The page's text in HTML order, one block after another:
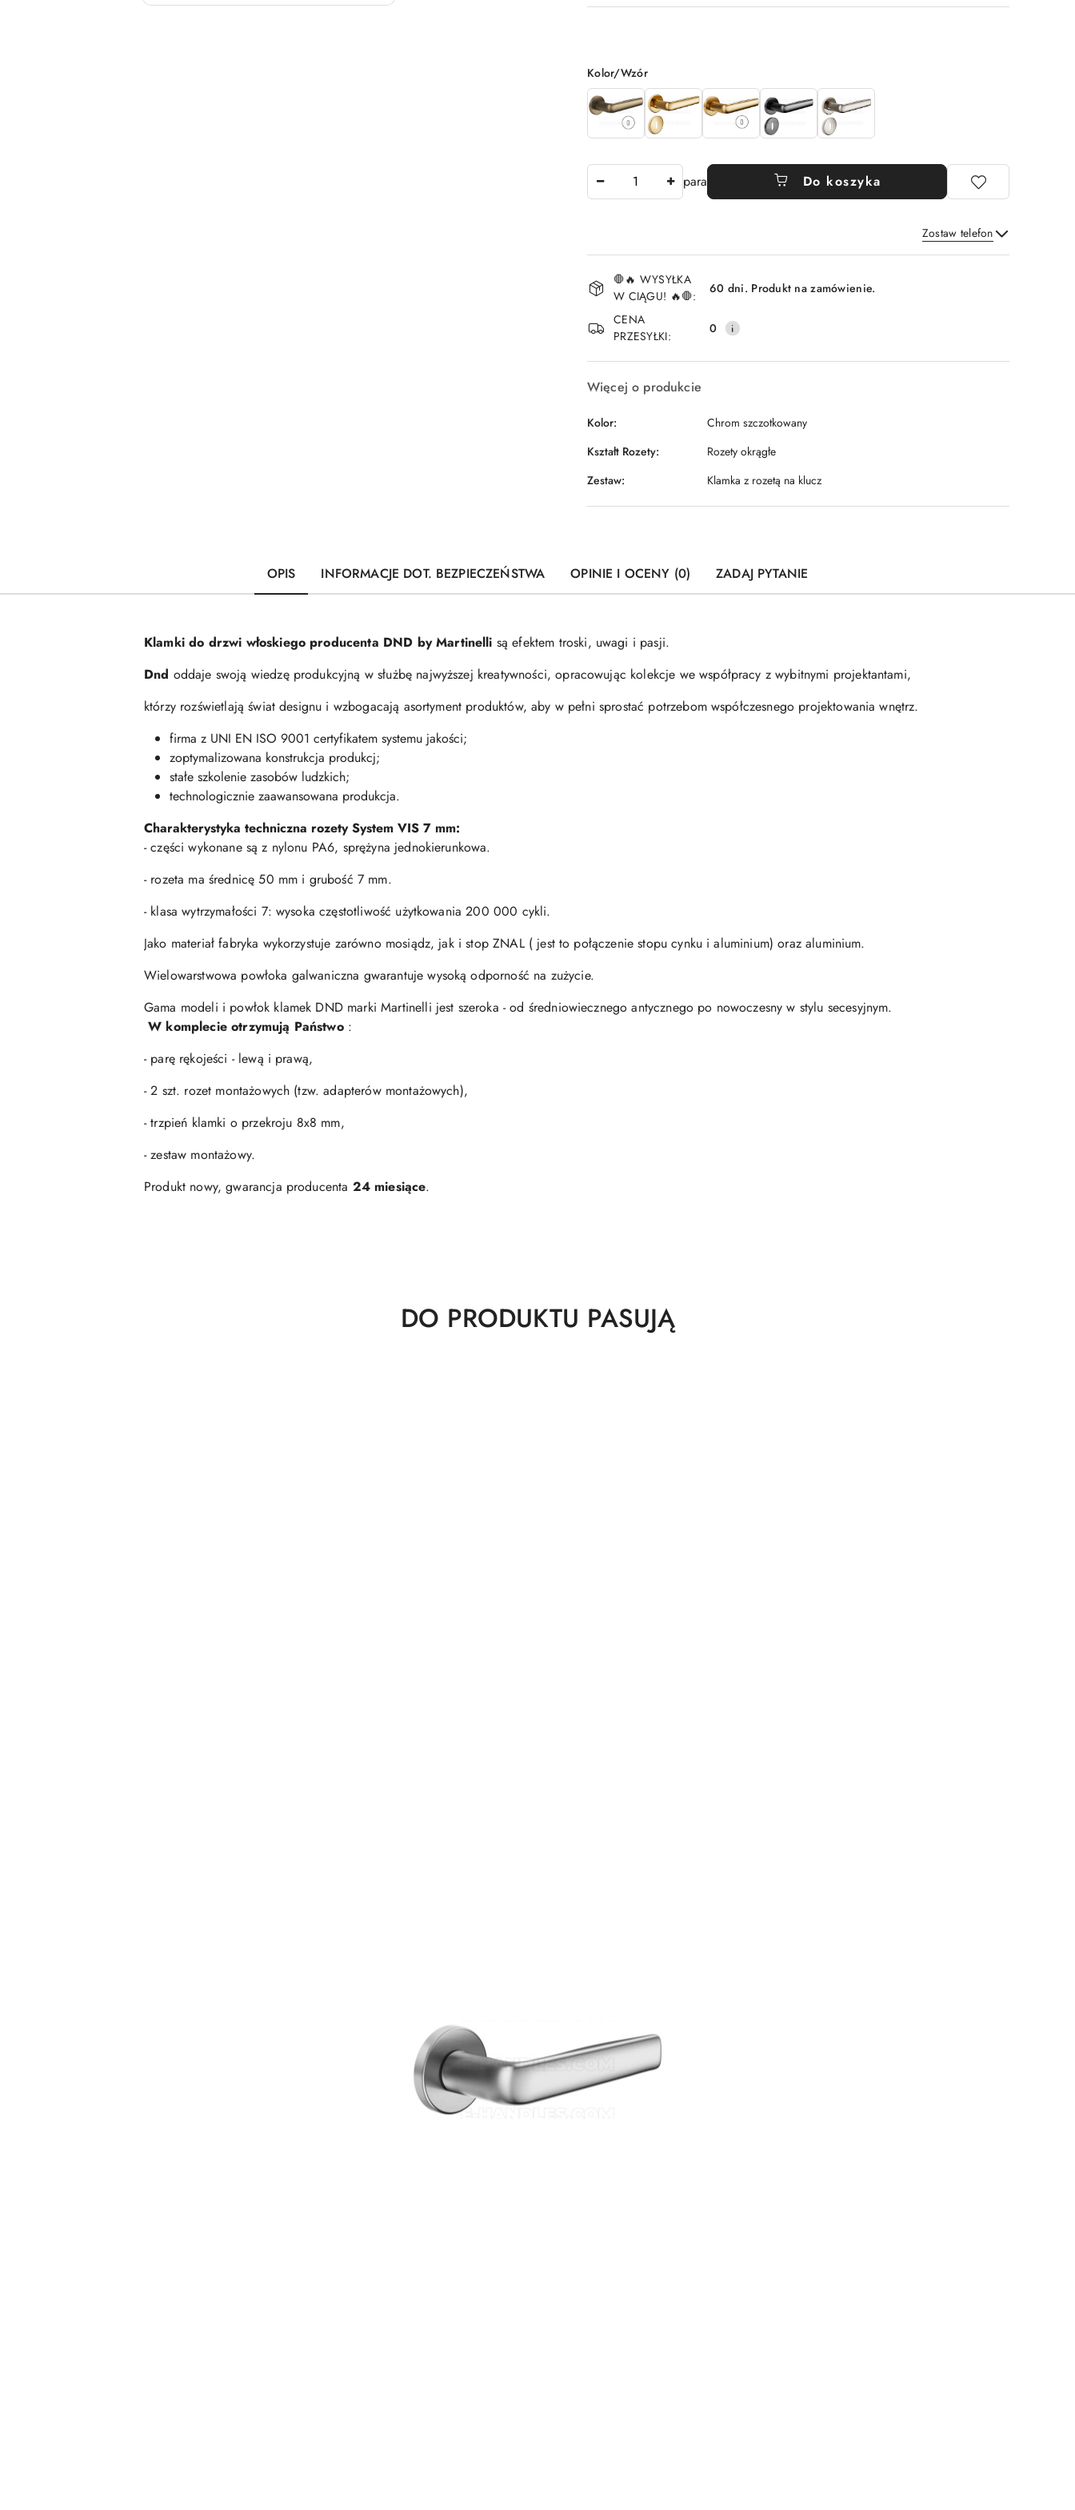
Wariant
Kolor/Wzór
para Do koszyka
Zostaw telefon
Wyślij
Dostępność
i
dostawa
🛑🔥 WYSYŁKA
W CIĄGU! 🔥🛑:
60 dni. Produkt na zamówienie.
CENA
PRZESYŁKI:
0
Więcej o produkcie
Kolor:
Chrom szczotkowany
Kształt Rozety:
Rozety okrągłe
Zestaw:
Klamka z rozetą na klucz
OPIS INFORMACJE DOT. BEZPIECZEŃSTWA OPINIE I OCENY (0) ZADAJ PYTANIE
Klamki do drzwi włoskiego producenta DND by Martinelli są efektem troski, uwagi i pasji.
Dnd oddaje swoją wiedzę produkcyjną w służbę najwyższej kreatywności, opracowując kolekcje we współpracy z wybitnymi projektantami,
którzy rozświetlają świat designu i wzbogacają asortyment produktów, aby w pełni sprostać potrzebom współczesnego projektowania wnętrz.
firma z UNI EN ISO 9001 certyfikatem systemu jakości;
zoptymalizowana konstrukcja produkcj;
stałe szkolenie zasobów ludzkich;
technologicznie zaawansowana produkcja.
Charakterystyka techniczna rozety System VIS 7 mm:
- części wykonane są z nylonu PA6, sprężyna jednokierunkowa.
- rozeta ma średnicę 50 mm i grubość 7 mm.
- klasa wytrzymałości 7: wysoka częstotliwość użytkowania 200 000 cykli.
Jako materiał fabryka wykorzystuje zarówno mosiądz, jak i stop ZNAL ( jest to połączenie stopu cynku i aluminium) oraz aluminium.
Wielowarstwowa powłoka galwaniczna gwarantuje wysoką odporność na zużycie.
Gama modeli i powłok klamek DND marki Martinelli jest szeroka - od średniowiecznego antycznego po nowoczesny w stylu secesyjnym.
W komplecie otrzymują Państwo:
- parę rękojeści - lewą i prawą,
- 2 szt. rozet montażowych (tzw. adapterów montażowych),
- trzpień klamki o przekroju 8x8 mm,
- zestaw montażowy.
Produkt nowy, gwarancja producenta 24 miesiące.
Produkty
DO PRODUKTU PASUJĄ